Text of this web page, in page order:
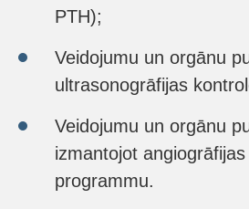
PTH);
Veidojumu un orgānu
ultrasonogrāfijas
Veidojumu un orgānu
izmantojot
programmu.